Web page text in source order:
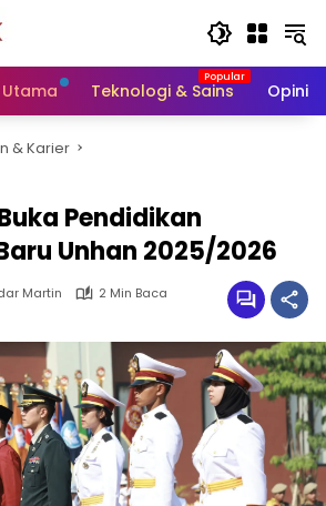
Teknologi & Sains Opini
& Karier
Pendidikan
Unhan 2025/2026
Martin
2 Min Baca